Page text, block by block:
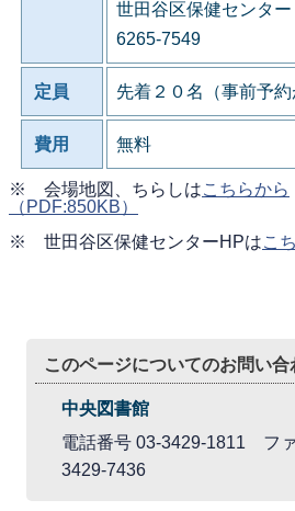
世田谷区保健セン
6265-7549
定員 先着２０名（事前予
費用 無料
※ 会場地図、ちらしはこちらから
（PDF:850KB）
※ 世田谷区保健センターHPはこ
このページについてのお問い合
中央図書館
電話番号 03-3429-1811 フ
3429-7436